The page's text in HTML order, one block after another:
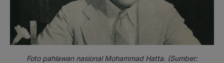
Foto pahlawan nasional Mohammad Hatta. (Sumber: